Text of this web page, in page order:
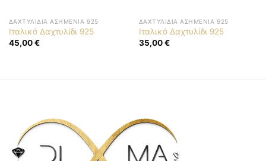
ΔΑΧΤΥΛΊΔΙΑ ΑΣΗΜΈΝΙΑ 925
Ιταλικό Δαχτυλίδι 925
45,00€
ΔΑΧΤΥΛΊΔΙΑ ΑΣΗΜΈΝΙΑ 925
Ιταλικό Δαχτυλίδι 925
35,00€